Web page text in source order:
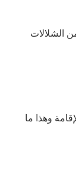
الشلالات
وهذا ما